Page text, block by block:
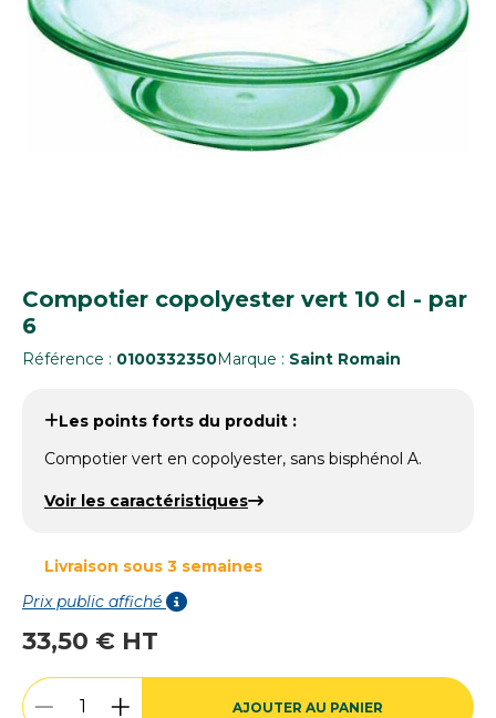
Compotier copolyester vert 10 cl - par
6
Référence : 0100332350Marque : Saint Romain
Les points forts du produit :
Compotier vert en copolyester, sans bisphénol A.
Voir les caractéristiques
Livraison sous 3 semaines
Prix public affiché
33,50 € HT
AJOUTER AU PANIER